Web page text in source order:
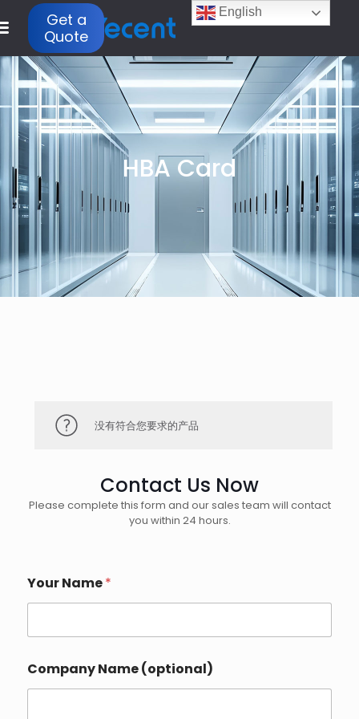
Get a
Quote
HBA Card
没有符合您要求的产品
Contact Us Now
Please complete this form and our sales team will contact
you within 24 hours.
Your Name*
o
m
Company Name (optional)
English